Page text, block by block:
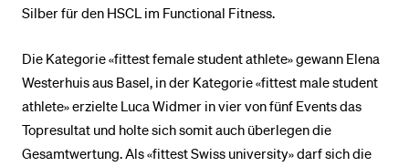
Silber für den HSCL im Functional Fitness.
Die Kategorie «fittest female student athlete» gewann Elena
Westerhuis aus Basel, in der Kategorie «fittest male student
athlete» erzielte Luca Widmer in vier von fünf Events das
Topresultat und holte sich somit auch überlegen die
Gesamtwertung. Als «fittest Swiss university» darf sich die